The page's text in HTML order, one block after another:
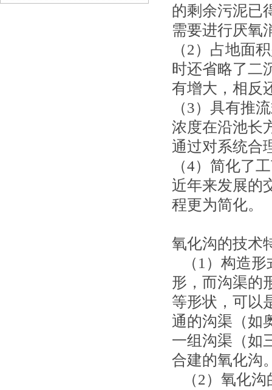
的剩余污泥已
需要进行厌氧
（2）占地面
时还省略了二
有增大，相反
（3）具有推
浓度在沿池长
通过对系统合
（4）简化了
近年来发展的
程更为简化。
氧化沟的技术
（1）构造形
形，而沟渠的
等形状，可以
通的沟渠（如
一组沟渠（如
合建的氧化沟
（2）氧化沟